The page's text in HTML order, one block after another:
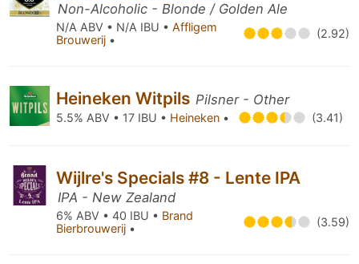
Non-Alcoholic - Blonde / Golden Ale
N/A ABV • N/A IBU • Affligem
Brouwerij • (2.92)
Heineken Witpils Pilsner - Other
5.5% ABV • 17 IBU • Heineken • (3.41)
Wijlre's Specials #8 - Lente IPA
IPA - New Zealand
6% ABV • 40 IBU • Brand
Bierbrouwerij • (3.59)